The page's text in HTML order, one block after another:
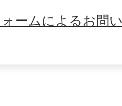
ームによるお問